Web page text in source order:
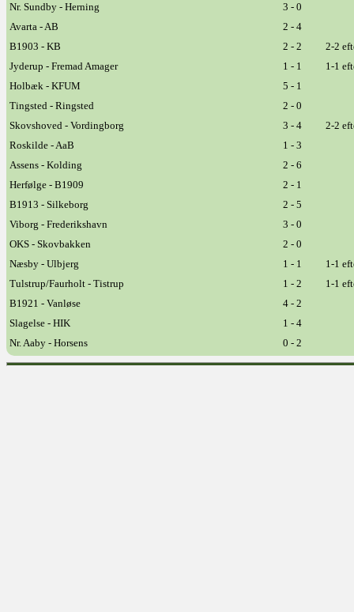
Nr. Sundby - Herning
3 - 0
Avarta - AB
2 - 4
B1903 - KB
2 - 2
2-2
Jyderup - Fremad Amager
1 - 1
1-1
Holbæk - KFUM
5 - 1
Tingsted - Ringsted
2 - 0
Skovshoved - Vordingborg
3 - 4
2-2
Roskilde - AaB
1 - 3
Assens - Kolding
2 - 6
Herfølge - B1909
2 - 1
B1913 - Silkeborg
2 - 5
Viborg - Frederikshavn
3 - 0
OKS - Skovbakken
2 - 0
Næsby - Ulbjerg
1 - 1
1-1
Tulstrup/Faurholt - Tistrup
1 - 2
1-1
B1921 - Vanløse
4 - 2
Slagelse - HIK
1 - 4
Nr. Aaby - Horsens
0 - 2